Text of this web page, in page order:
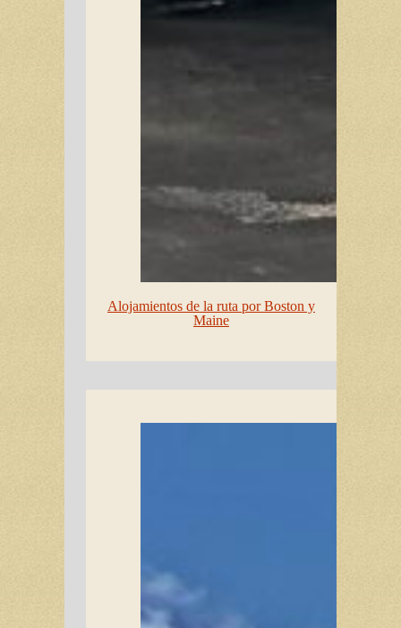
Alojamientos de la ruta por Boston y
Maine